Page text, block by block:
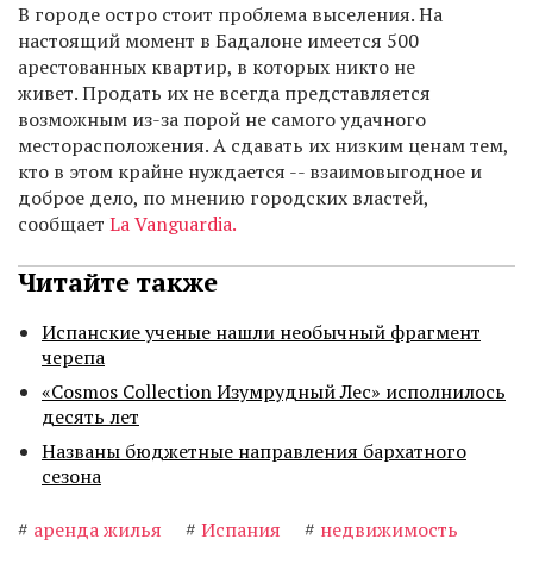
В городе остро стоит проблема выселения. На
настоящий момент в Бадалоне имеется 500
арестованных квартир, в которых никто не
живет. Продать их не всегда представляется
возможным из-за порой не самого удачного
месторасположения. А сдавать их низким ценам тем,
кто в этом крайне нуждается -- взаимовыгодное и
доброе дело, по мнению городских властей,
сообщает La Vanguardia.
Читайте также
Испанские ученые нашли необычный фрагмент
черепа
«Cosmos Collection Изумрудный Лес» исполнилось
десять лет
Названы бюджетные направления бархатного
сезона
# аренда жилья # Испания # недвижимость